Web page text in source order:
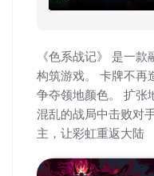
《色系战记》 是一
构筑游戏。 卡牌不再
争夺领地颜色。 扩张
混乱的战局中击败对
主，让彩虹重返大陆